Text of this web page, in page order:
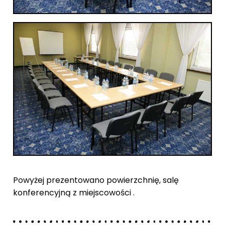
Powyżej prezentowano powierzchnię, salę
konferencyjną z miejscowości .